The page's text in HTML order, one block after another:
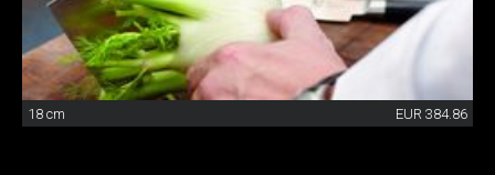
18 cm EUR 384.86